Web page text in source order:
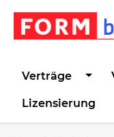
Zur
Verträge
Lizensierung